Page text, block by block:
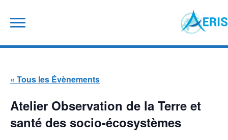
content
« Tous les Évènements
Atelier Observation de la Terre et
santé des socio-écosystèmes